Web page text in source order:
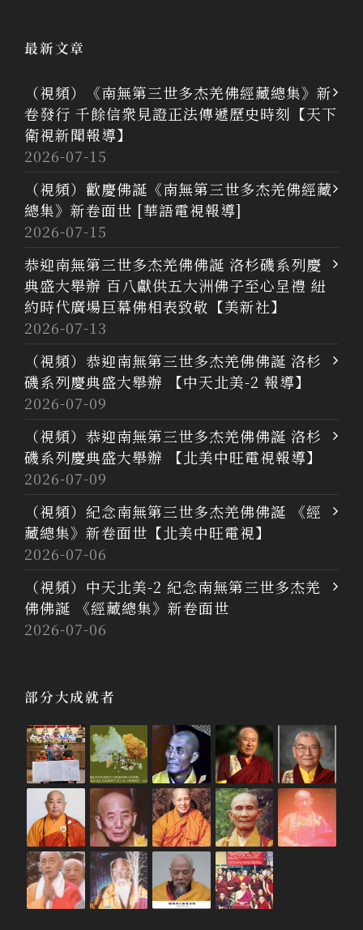
最新文章
（視頻）《南無第三世多杰羌佛經藏總集》新
卷發行 千餘信衆見證正法傳遞歷史時刻【天下
衛視新聞報導】
2026-07-15
（視頻）歡慶佛誕《南無第三世多杰羌佛經藏
總集》新卷面世 [華語電視報導]
2026-07-15
恭迎南無第三世多杰羌佛佛誕 洛杉磯系列慶
典盛大舉辦 百八獻供五大洲佛子至心呈禮 紐
約時代廣場巨幕佛相表致敬【美新社】
2026-07-13
（視頻）恭迎南無第三世多杰羌佛佛誕 洛杉
磯系列慶典盛大舉辦 【中天北美-2 報導】
2026-07-09
（視頻）恭迎南無第三世多杰羌佛佛誕 洛杉
磯系列慶典盛大舉辦 【北美中旺電視報導】
2026-07-09
（視頻）紀念南無第三世多杰羌佛佛誕 《經
藏總集》新卷面世【北美中旺電視】
2026-07-06
（視頻）中天北美-2 紀念南無第三世多杰羌
佛佛誕 《經藏總集》新卷面世
2026-07-06
部分大成就者